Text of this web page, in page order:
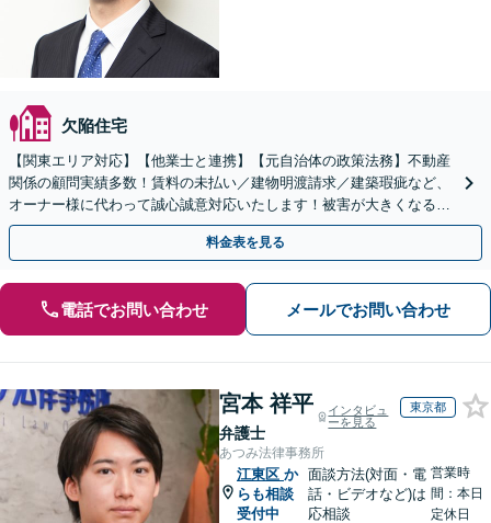
欠陥住宅
【関東エリア対応】【他業士と連携】【元自治体の政策法務】不動産
関係の顧問実績多数！賃料の未払い／建物明渡請求／建築瑕疵など、
オーナー様に代わって誠心誠意対応いたします！被害が大きくなる前
にご相談ください【初回来所相談30分無料】
料金表を見る
電話でお問い合わせ メールでお問い合わせ
宮本 祥平
弁護士
インタビュ
ーを見る
東京都
あつみ法律事務所
江東区 か
らも相談
受付中
面談方法(対面・電
話・ビデオなど)は
応相談
営業時
間：本日
定休日